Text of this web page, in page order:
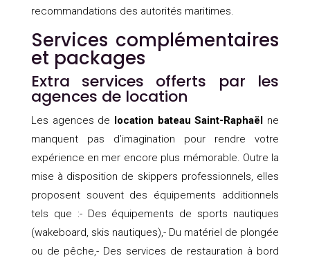
recommandations des autorités maritimes.
Services complémentaires
et packages
Extra services offerts par les
agences de location
Les agences de location bateau Saint-Raphaël ne
manquent pas d’imagination pour rendre votre
expérience en mer encore plus mémorable. Outre la
mise à disposition de skippers professionnels, elles
proposent souvent des équipements additionnels
tels que :- Des équipements de sports nautiques
(wakeboard, skis nautiques),- Du matériel de plongée
ou de pêche,- Des services de restauration à bord